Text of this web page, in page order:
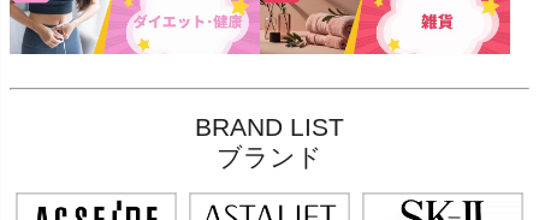
BRAND LIST
ブランド